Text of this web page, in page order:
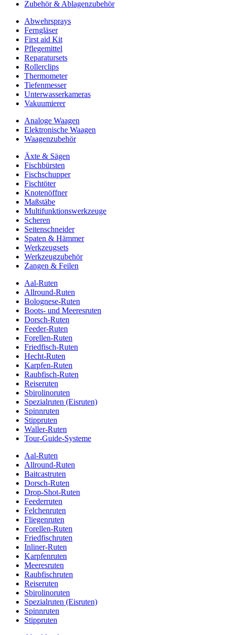
Zubehör & Ablagenzubehör
Abwehrsprays
Ferngläser
First aid Kit
Pflegemittel
Reparatursets
Rollerclips
Thermometer
Tiefenmesser
Unterwasserkameras
Vakuumierer
Analoge Waagen
Elektronische Waagen
Waagenzubehör
Äxte & Sägen
Fischbürsten
Fischschupper
Fischtöter
Knotenöffner
Maßstäbe
Multifunktionswerkzeuge
Scheren
Seitenschneider
Spaten & Hämmer
Werkzeugsets
Werkzeugzubehör
Zangen & Feilen
Aal-Ruten
Allround-Ruten
Bolognese-Ruten
Boots- und Meeresruten
Dorsch-Ruten
Feeder-Ruten
Forellen-Ruten
Friedfisch-Ruten
Hecht-Ruten
Karpfen-Ruten
Raubfisch-Ruten
Reiseruten
Sbirolinoruten
Spezialruten (Eisruten)
Spinnruten
Stippruten
Waller-Ruten
Tour-Guide-Systeme
Aal-Ruten
Allround-Ruten
Baitcastruten
Dorsch-Ruten
Drop-Shot-Ruten
Feederruten
Felchenruten
Fliegenruten
Forellen-Ruten
Friedfischruten
Inliner-Ruten
Karpfenruten
Meeresruten
Raubfischruten
Reiseruten
Sbirolinoruten
Spezialruten (Eisruten)
Spinnruten
Stippruten